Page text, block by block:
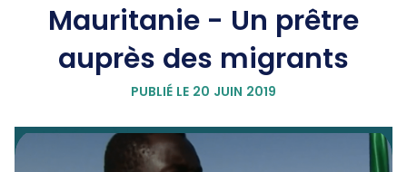
Mauritanie - Un prêtre
auprès des migrants
PUBLIÉ LE 20 JUIN 2019